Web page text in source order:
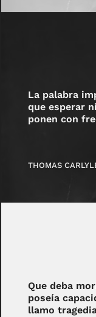
La palabra
que esperar
ponen con
THOMAS
Que deba
poseía
llamo